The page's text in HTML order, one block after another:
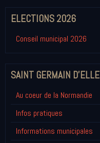
ELECTIONS 2026
Conseil municipal 2026
SAINT GERMAIN D'ELLE
Au coeur de la Normandie
Infos pratiques
Informations municipales